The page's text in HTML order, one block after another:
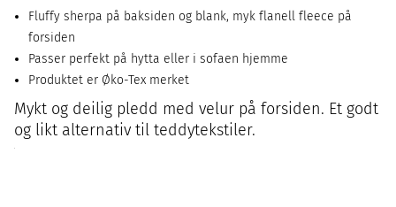
Fluffy sherpa på baksiden og blank, myk flanell fleece på
forsiden
Passer perfekt på hytta eller i sofaen hjemme
Produktet er Øko-Tex merket
Mykt og deilig pledd med velur på forsiden. Et godt
og likt alternativ til teddytekstiler.